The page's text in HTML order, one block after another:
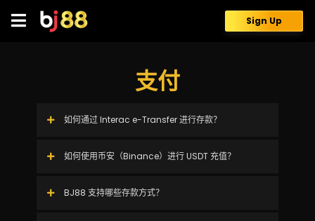
content
Sign Up
支付
如何通过 Interac e-Transfer 进行存款？
如何使用币安（Binance）进行 USDT 充值？
BJ88 支持哪些存款方式？